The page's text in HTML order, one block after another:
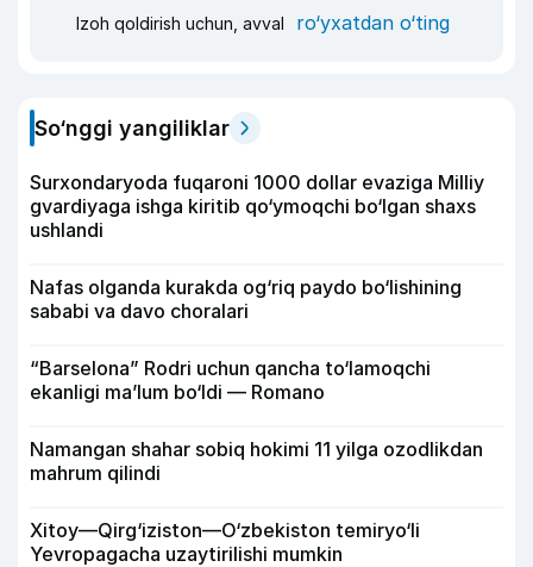
Izoh qoldirish uchun, avval ro‘yxatdan o‘ting
So‘nggi yangiliklar
Surxondaryoda fuqaroni 1000 dollar evaziga Milliy
gvardiyaga ishga kiritib qo‘ymoqchi bo‘lgan shaxs
ushlandi
Nafas olganda kurakda og‘riq paydo bo‘lishining
sababi va davo choralari
“Barselona” Rodri uchun qancha to‘lamoqchi
ekanligi ma’lum bo‘ldi — Romano
Namangan shahar sobiq hokimi 11 yilga ozodlikdan
mahrum qilindi
Xitoy—Qirg‘iziston—O‘zbekiston temiryo‘li
Yevropagacha uzaytirilishi mumkin